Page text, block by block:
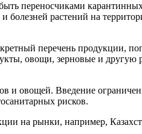
переносчиками
болезней растений на
перечень продукции,
овощи, зерновые и другую
и овощей. Введение
рисков.
на рынки, например,